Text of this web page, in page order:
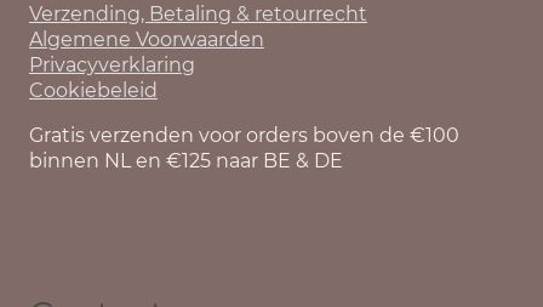
Verzending, Betaling & retourrecht
Algemene Voorwaarden
Privacyverklaring
Cookiebeleid
Gratis verzenden voor orders boven de €100
binnen NL en €125 naar BE & DE